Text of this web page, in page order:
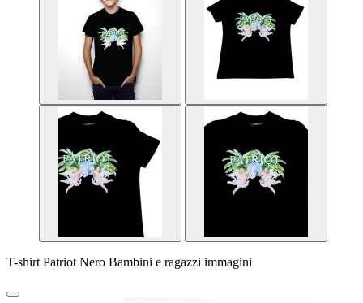
T-shirt Patriot Nero Bambini e ragazzi immagini